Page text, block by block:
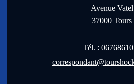
Avenue Vatel
37000 Tours
Tél. :